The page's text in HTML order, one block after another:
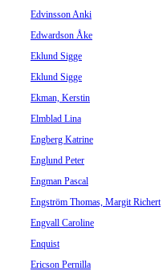
Edvinsson Anki
Edwardson Åke
Eklund Sigge
Eklund Sigge
Ekman, Kerstin
Elmblad Lina
Engberg Katrine
Englund Peter
Engman Pascal
Engström Thomas, Margit Richert
Engvall Caroline
Enquist
Ericson Pernilla